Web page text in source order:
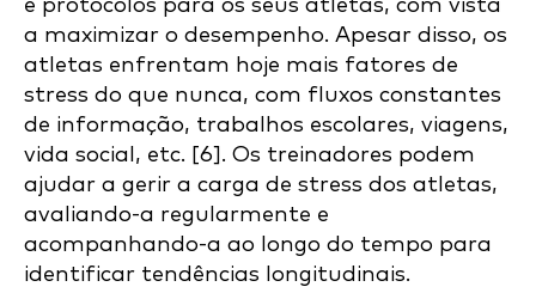
e protocolos para os seus atletas, com vista
a maximizar o desempenho. Apesar disso, os
atletas enfrentam hoje mais fatores de
stress do que nunca, com fluxos constantes
de informação, trabalhos escolares, viagens,
vida social, etc. [6]. Os treinadores podem
ajudar a gerir a carga de stress dos atletas,
avaliando-a regularmente e
acompanhando-a ao longo do tempo para
identificar tendências longitudinais.